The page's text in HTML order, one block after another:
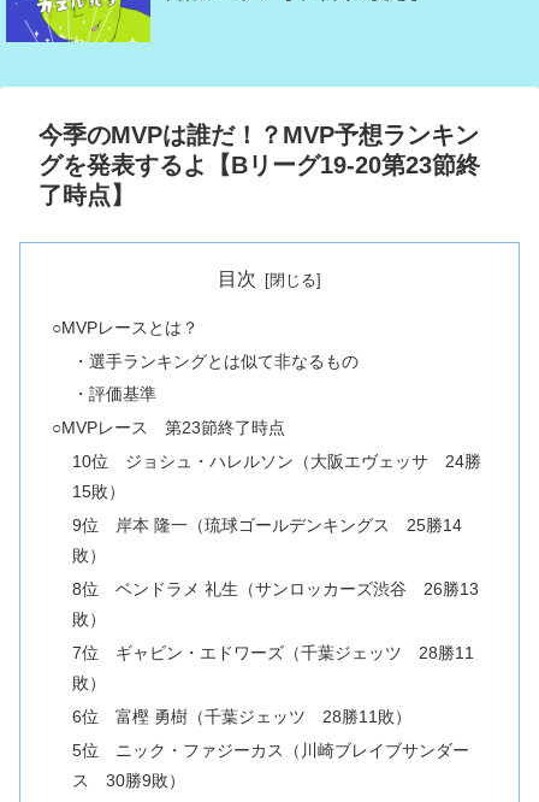
今季のMVPは誰だ！？MVP予想ランキン
グを発表するよ【Bリーグ19-20第23節終
了時点】
目次
○MVPレースとは？
・選手ランキングとは似て非なるもの
・評価基準
○MVPレース 第23節終了時点
10位 ジョシュ・ハレルソン（大阪エヴェッサ 24勝
15敗）
9位 岸本 隆一（琉球ゴールデンキングス 25勝14
敗）
8位 ベンドラメ 礼生（サンロッカーズ渋谷 26勝13
敗）
7位 ギャビン・エドワーズ（千葉ジェッツ 28勝11
敗）
6位 富樫 勇樹（千葉ジェッツ 28勝11敗）
5位 ニック・ファジーカス（川崎ブレイブサンダー
ス 30勝9敗）